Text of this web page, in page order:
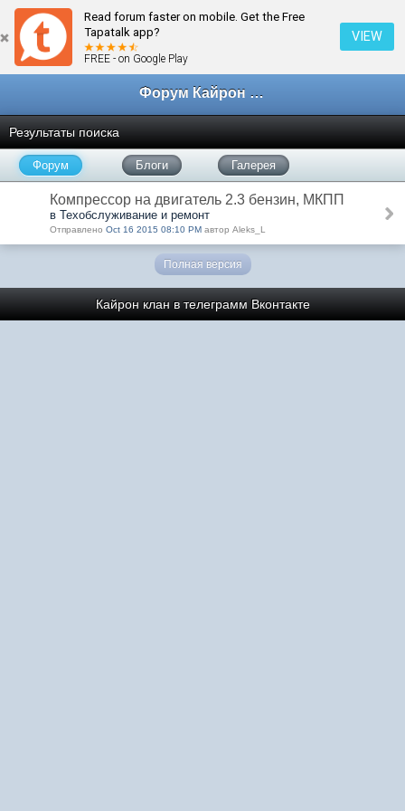
Read forum faster on mobile. Get the Free
Tapatalk app?
FREE - on Google Play
VIEW
Форум Кайрон клана
Результаты поиска
Форум Блоги Галерея
Компрессор на двигатель 2.3 бензин, МКПП
в Техобслуживание и ремонт
Отправлено Oct 16 2015 08:10 PM автор Aleks_L
Полная версия
Кайрон клан в телеграмм Вконтакте